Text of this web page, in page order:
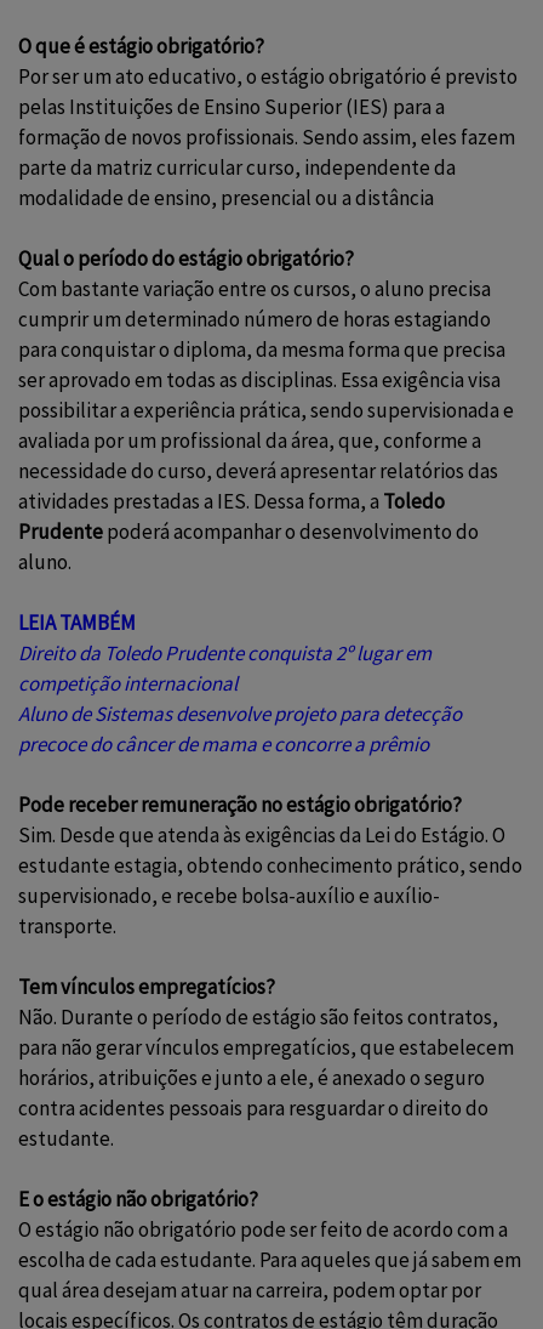
O que é estágio obrigatório?
Por ser um ato educativo, o estágio obrigatório é previsto
pelas Instituições de Ensino Superior (IES) para a
formação de novos profissionais. Sendo assim, eles fazem
parte da matriz curricular curso, independente da
modalidade de ensino, presencial ou a distância
Qual o período do estágio obrigatório?
Com bastante variação entre os cursos, oaluno precisa
cumprir um determinado número de horas estagiando
para conquistar o diploma, da mesma forma que precisa
ser aprovado em todas as disciplinas. Essa exigência visa
possibilitar a experiência prática, sendo supervisionada e
avaliada por um profissional da área, que, conforme a
necessidade do curso, deverá apresentar relatórios das
atividades prestadas a IES. Dessa forma, a Toledo
Prudentepoderá acompanhar o desenvolvimento do
aluno.
LEIA TAMBÉM
Direito da Toledo Prudente conquista 2º lugar em
competição internacional
Aluno de Sistemas desenvolve projeto para detecção
precoce do câncer de mama e concorre a prêmio
Pode receber remuneração no estágio obrigatório?
Sim. Desde que atenda às exigências da Lei do Estágio. O
estudante estagia, obtendo conhecimento prático, sendo
supervisionado, e recebe bolsa-auxílio e auxílio-
transporte.
Tem vínculos empregatícios?
Não. Durante o período de estágio são feitos contratos,
para não gerar vínculos empregatícios, que estabelecem
horários, atribuições e junto a ele, é anexado o seguro
contra acidentes pessoais para resguardar o direito do
estudante.
E o estágio não obrigatório?
O estágio não obrigatório pode ser feito de acordo com a
escolha de cada estudante. Para aqueles que já sabem em
qual área desejam atuar na carreira, podem optar por
locais específicos. Os contratos de estágio têm duração